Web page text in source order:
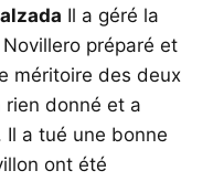
Il a géré la
préparé et
méritoire des deux
donné et a
a tué une bonne
ont été